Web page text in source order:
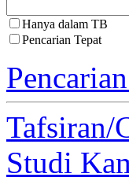
Hanya dalam TB
Pencarian Tepat
Tafsiran/
Studi